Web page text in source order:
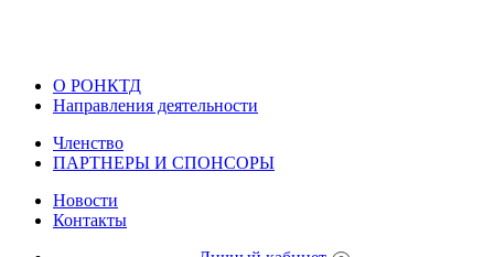
О РОНКТД
Направления деятельности
Членство
ПАРТНЕРЫ И СПОНСОРЫ
Новости
Контакты